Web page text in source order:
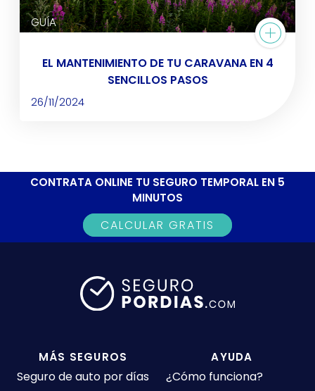
GUÍA
EL MANTENIMIENTO DE TU CARAVANA EN 4
SENCILLOS PASOS
26/11/2024
CONTRATA ONLINE TU SEGURO TEMPORAL EN 5
MINUTOS
CALCULAR GRATIS
MÁS SEGUROS
Seguro de auto por días
AYUDA
¿Cómo funciona?